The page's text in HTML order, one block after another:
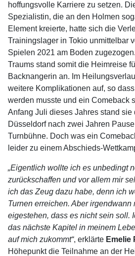
hoffungsvolle Karriere zu setzen.
Spezialistin, die an den Holmen
Element kreierte, hatte sich die
Trainingslager in Tokio unmittelbar
Spielen 2021 am Boden
Traums stand somit die Heimreise
Backnangerin an. Im
weitere Komplikationen auf, so dass
werden musste und ein Comeback
Anfang Juli dieses Jahres stand
Düsseldorf nach zwei Jahren
Turnbühne. Doch was ein
leider zu einem Abschieds-
„Eigentlich wollte ich es unbedingt
zurückschaffen und vor allem mir
ich das Zeug dazu habe, denn ich
Turnen erreichen. Aber irgendwann
eigestehen, dass es nicht sein soll.
das nächste Kapitel in meinem
auf mich zukommt“, erklärte Emelie
Höhepunkt die Teilnahme an der